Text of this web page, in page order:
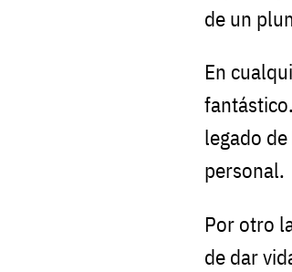
de un
En
legado
personal.
Por otro
de dar